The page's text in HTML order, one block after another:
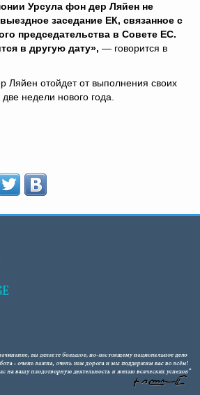
Урсула фон дер Ляйен не
заседание ЕК, связанное с
председательства в Совете ЕС.
в другую дату», — говорится в
Ляйен отойдет от выполнения своих
недели нового года.